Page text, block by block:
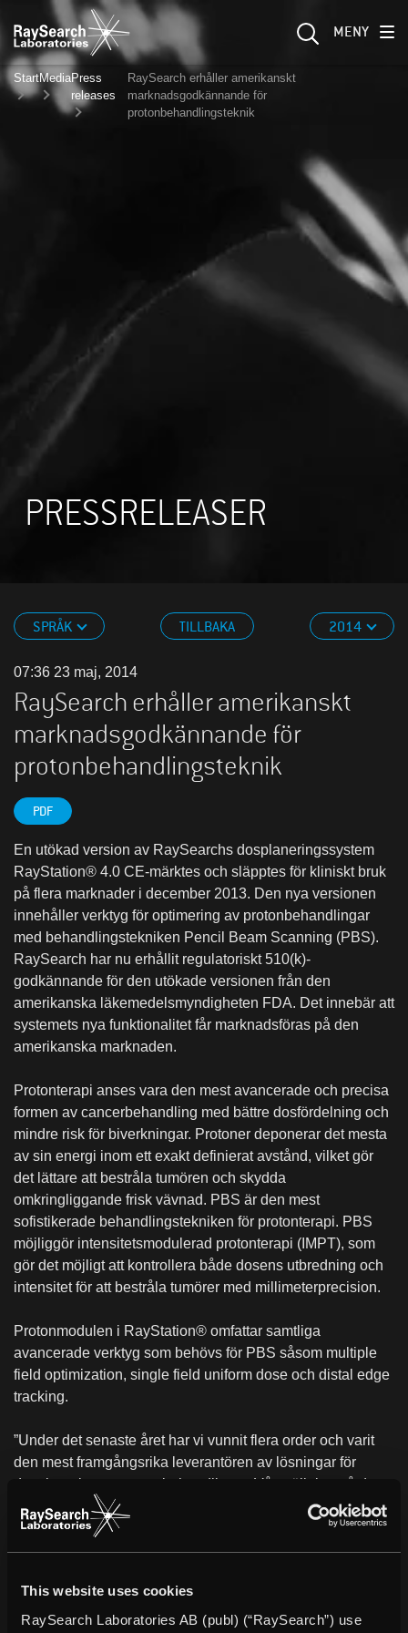
This website uses cookies
RaySearch Laboratories AB (publ) (“RaySearch”) use
MENY
StartMediaPress
releases
RaySearch erhåller amerikanskt
marknadsgodkännande för
protonbehandlingsteknik
PRESSRELEASER
SPRÅK TILLBAKA 2014
07:36 23 maj, 2014
RaySearch erhåller amerikanskt
marknadsgodkännande för
protonbehandlingsteknik
PDF
En utökad version av RaySearchs dosplaneringssystem
RayStation® 4.0 CE-märktes och släpptes för kliniskt bruk
på flera marknader i december 2013. Den nya versionen
innehåller verktyg för optimering av protonbehandlingar
med behandlingstekniken Pencil Beam Scanning (PBS).
RaySearch har nu erhållit regulatoriskt 510(k)-
godkännande för den utökade versionen från den
amerikanska läkemedelsmyndigheten FDA. Det innebär att
systemets nya funktionalitet får marknadsföras på den
amerikanska marknaden.
Protonterapi anses vara den mest avancerade och precisa
formen av cancerbehandling med bättre dosfördelning och
mindre risk för biverkningar. Protoner deponerar det mesta
av sin energi inom ett exakt definierat avstånd, vilket gör
det lättare att bestråla tumören och skydda
omkringliggande frisk vävnad. PBS är den mest
sofistikerade behandlingstekniken för protonterapi. PBS
möjliggör intensitetsmodulerad protonterapi (IMPT), som
gör det möjligt att kontrollera både dosens utbredning och
intensitet för att bestråla tumörer med millimeterprecision.
Protonmodulen i RayStation® omfattar samtliga
avancerade verktyg som behövs för PBS såsom multiple
field optimization, single field uniform dose och distal edge
tracking.
”Under det senaste året har vi vunnit flera order och varit
den mest framgångsrika leverantören av lösningar för
dosplanering av protonbehandlingar. Vår ställning på den
amerikanska marknaden stärks ytterligare när vi nu har
marknadsgodkännande för alla relevanta
behandlingstekniker för protonterapi”, säger Johan Löf, VD
Om RayStation®